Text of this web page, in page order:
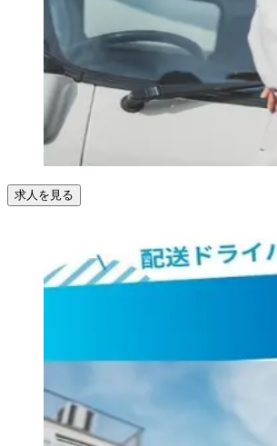
求人を見る